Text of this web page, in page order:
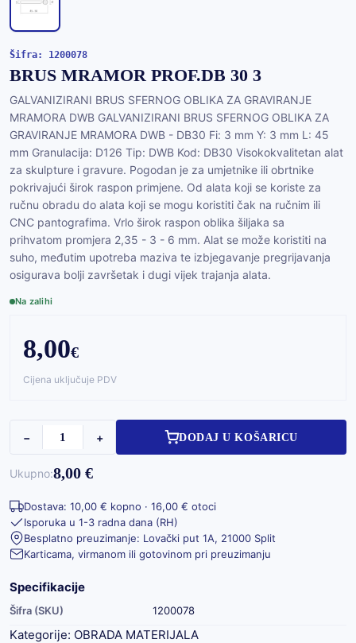
Šifra: 1200078
BRUS MRAMOR PROF.DB 30 3
GALVANIZIRANI BRUS SFERNOG OBLIKA ZA GRAVIRANJE
MRAMORA DWB GALVANIZIRANI BRUS SFERNOG OBLIKA ZA
GRAVIRANJE MRAMORA DWB - DB30 Fi: 3 mm Y: 3 mm L: 45
mm Granulacija: D126 Tip: DWB Kod: DB30 Visokokvalitetan alat
za skulpture i gravure. Pogodan je za umjetnike ili obrtnike
pokrivajući širok raspon primjene. Od alata koji se koriste za
ručnu obradu do alata koji se mogu koristiti čak na ručnim ili
CNC pantografima. Vrlo širok raspon oblika šiljaka sa
prihvatom promjera 2,35 - 3 - 6 mm. Alat se može koristiti na
suho, međutim upotreba maziva te izbjegavanje pregrijavanja
osigurava bolji završetak i dugi vijek trajanja alata.
Na zalihi
8,00€
Cijena uključuje PDV
− + DODAJ U KOŠARICU
Ukupno:8,00 €
Dostava: 10,00 € kopno · 16,00 € otoci
Isporuka u 1-3 radna dana (RH)
Besplatno preuzimanje: Lovački put 1A, 21000 Split
Karticama, virmanom ili gotovinom pri preuzimanju
Specifikacije
Šifra (SKU) 1200078
Kategorije: OBRADA MATERIJALA